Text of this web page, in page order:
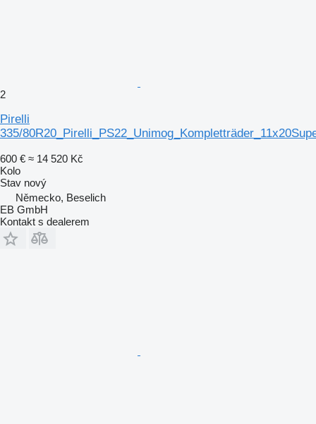
2
Pirelli
335/
600 € ≈ 14 520 Kč
Kolo
Stav nový
Německo, Beselich
EB GmbH
Kontakt s dealerem